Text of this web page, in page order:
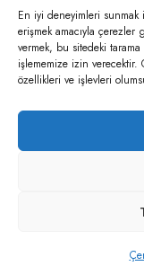
En iyi deneyimleri
erişmek amacıyla
vermek, bu sitedeki
işlememize izin verecektir.
özellikleri ve işlevleri
11 Kas,